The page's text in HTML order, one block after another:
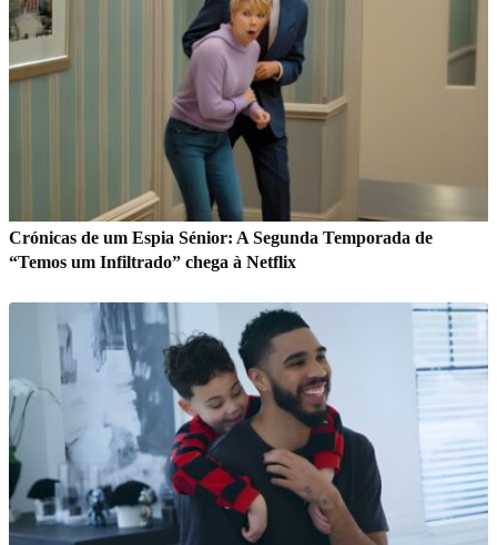
Crónicas de um Espia Sénior: A Segunda Temporada de
“Temos um Infiltrado” chega à Netflix